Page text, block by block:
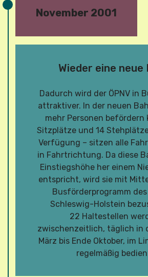
November 2001
Wieder eine neue
Dadurch wird der ÖPNV in
attraktiver. In der neuen
mehr Personen befördern
Sitzplätze und 14
Verfügung – sitzen alle
in Fahrtrichtung. Da diese
Einstiegshöhe her einem
entspricht, wird sie mit
Busförderprogramm
Schleswig-Holstein
22 Haltestellen
zwischenzeitlich, täglich in
März bis Ende Oktober, im
regelmäßig